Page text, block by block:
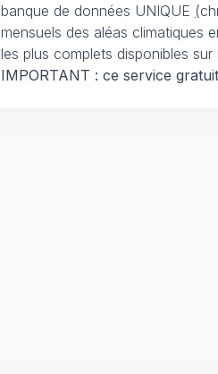
banque de données UNIQUE (
mensuels des aléas climatiques
les plus complets disponibles sur
IMPORTANT : ce service